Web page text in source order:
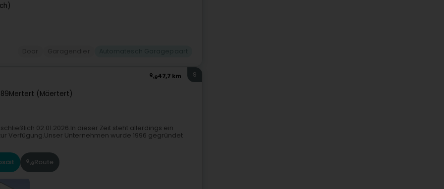
47,7 km
Mertert (Mäertert)
9
02.01.2026.In dieser Zeit steht allerdings ein
Verfügung.Unser Unternehmen wurde 1996 gegründet
Route